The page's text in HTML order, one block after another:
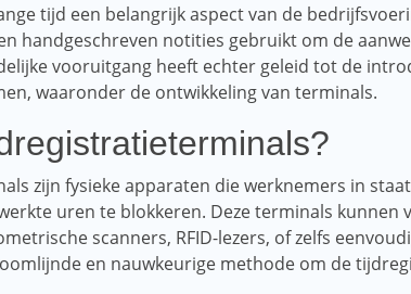
tijd een belangrijk aspect van de
handgeschreven notities gebruikt om de
vooruitgang heeft echter geleid tot de
waaronder de ontwikkeling van terminals.
zijn fysieke apparaten die werknemers in
uren te blokkeren. Deze terminals kunnen
scanners, RFID-lezers, of zelfs
en nauwkeurige methode om de